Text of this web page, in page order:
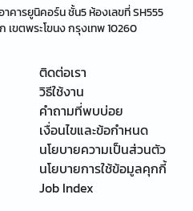
าคารยูนิคอร์น ชั้น5 ห้องเลขที่ SH555
ขตพระโขนง กรุงเทพ 10260
ติดต่อเรา
วิธีใช้งาน
คำถามที่พบบ่อย
เงื่อนไขและข้อกำหนด
นโยบายความเป็นส่วนตัว
นโยบายการใช้ข้อมูลคุกกี้
Job Index